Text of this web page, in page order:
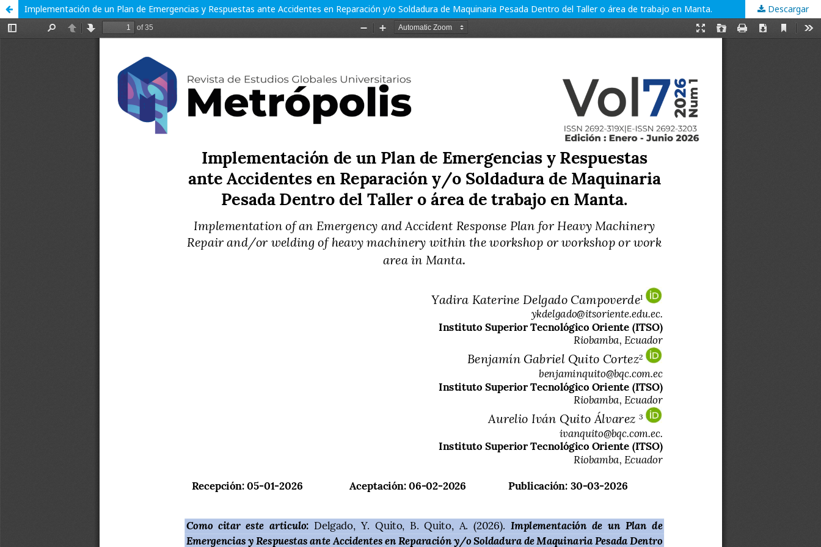
Implementación de un Plan de Emergencias y Respuestas ante Accidentes en Reparación y/o Soldadura de Maquinaria Pesada Dentro del Taller o área de trabajo en Manta. Descargar